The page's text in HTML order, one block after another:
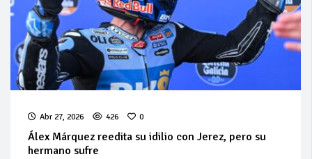
Abr 27, 2026 426 0
Álex Márquez reedita su idilio con Jerez, pero su
hermano sufre